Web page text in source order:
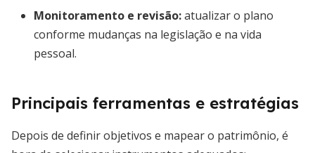
Monitoramento e revisão:atualizar o plano
conforme mudanças na legislação e na vida
pessoal.
Principais ferramentas e estratégias
Depois de definir objetivos e mapear o patrimônio, é